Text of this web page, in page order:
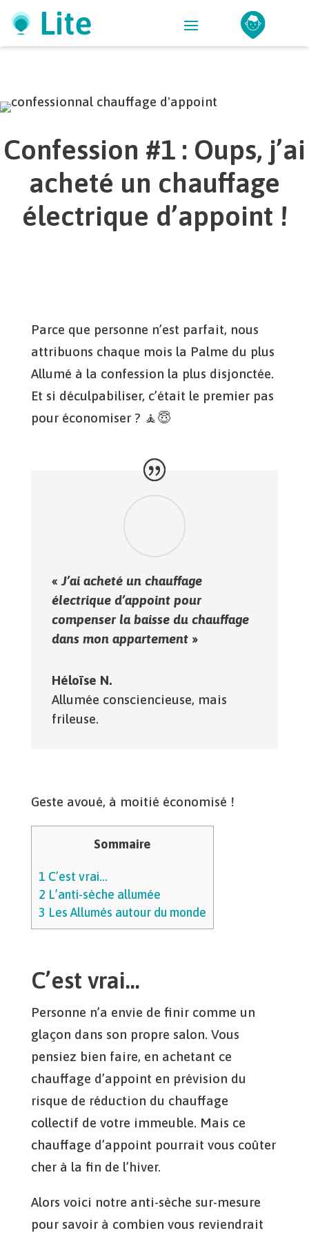
Confession #1 : Oups, j’ai
acheté un chauffage
électrique d’appoint !
Parce que personne n’est parfait, nous
attribuons chaque mois la Palme du plus
Allumé à la confession la plus disjonctée.
Et si déculpabiliser, c’était le premier pas
pour économiser ? 🧘😇
«J’ai acheté un chauffage
électrique d’appoint pour
compenser la baisse du chauffage
dans mon appartement»
Héloïse N.
Allumée consciencieuse, mais
frileuse.
Geste avoué, à moitié économisé !
Sommaire
1 C’est vrai…
2 L’anti-sèche allumée
3 Les Allumés autour du monde
C’est vrai…
Personne n’a envie de finir comme un
glaçon dans son propre salon. Vous
pensiez bien faire, en achetant ce
chauffage d’appoint en prévision du
risque de réduction du chauffage
collectif de votre immeuble. Mais ce
chauffage d’appoint pourrait vous coûter
cher à la fin de l’hiver.
Alors voici notre anti-sèche sur-mesure
pour savoir à combien vous reviendrait